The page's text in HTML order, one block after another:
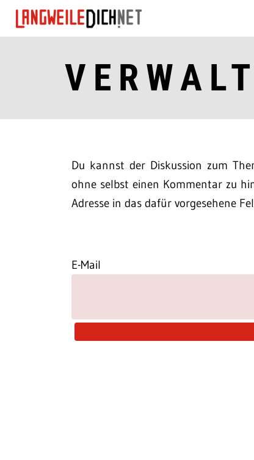
Du kannst der Diskussion zum
ohne selbst einen Kommentar zu
Adresse in das dafür vorgesehene
E-Mail